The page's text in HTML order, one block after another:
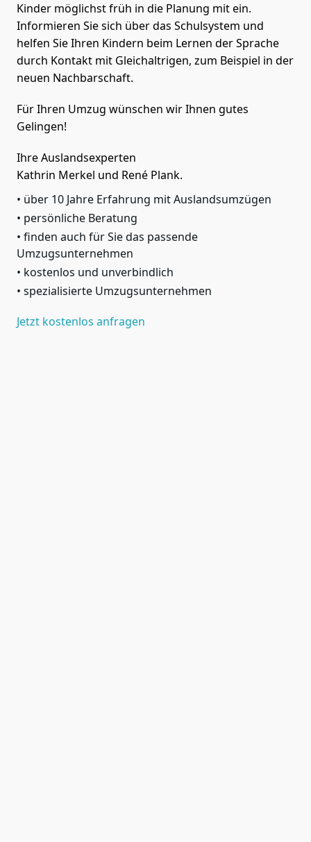
Kinder möglichst früh in die Planung mit ein.
Informieren Sie sich über das Schulsystem und
helfen Sie Ihren Kindern beim Lernen der Sprache
durch Kontakt mit Gleichaltrigen, zum Beispiel in der
neuen Nachbarschaft.
Für Ihren Umzug wünschen wir Ihnen gutes
Gelingen!
Ihre Auslandsexperten
Kathrin Merkel und René Plank.
über 10 Jahre Erfahrung mit Auslandsumzügen
persönliche Beratung
finden auch für Sie das passende
Umzugsunternehmen
kostenlos und unverbindlich
spezialisierte Umzugsunternehmen
Jetzt kostenlos anfragen